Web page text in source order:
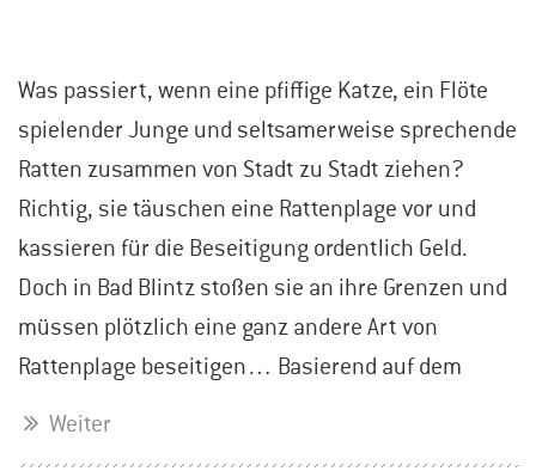
Was passiert, wenn eine pfiffige Katze, ein Flöte
spielender Junge und seltsamerweise sprechende
Ratten zusammen von Stadt zu Stadt ziehen?
Richtig, sie täuschen eine Rattenplage vor und
kassieren für die Beseitigung ordentlich Geld.
Doch in Bad Blintz stoßen sie an ihre Grenzen und
müssen plötzlich eine ganz andere Art von
Rattenplage beseitigen… Basierend auf dem
Weiter